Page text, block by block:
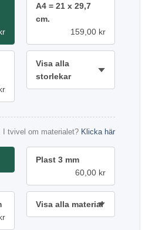
A4 = 21 x 29,7
cm.
159,00 kr
Visa alla
storlekar
I tvivel om materialet? Klicka här
Plast 3 mm
60,00 kr
Visa alla material